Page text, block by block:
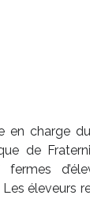
en charge
de
éleveurs